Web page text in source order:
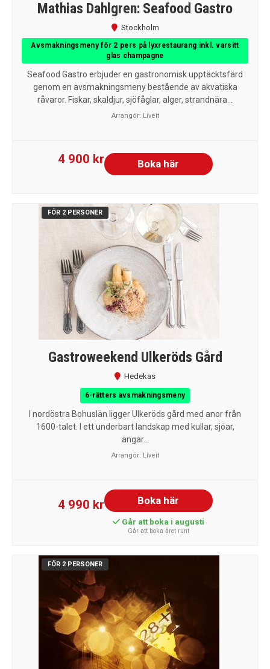
Mathias Dahlgren: Seafood Gastro
Stockholm
Avsmakningsmeny för 2 pers på lyxrestaurang inkl. varsitt
glas champagne
Seafood Gastro erbjuder en gastronomisk upptäcktsfärd
genom en avsmakningsmeny bestående av akvatiska
råvaror. Fiskar, skaldjur, sjöfåglar, alger, strandnära...
Arrangör: Liveit
4 900 kr Boka här
FÖR 2 PERSONER
Gastroweekend Ulkeröds Gård
Hedekas
6-rätters avsmakningsmeny
I nordöstra Bohuslän ligger Ulkeröds gård med anor från
1600-talet. I ett underbart landskap med kullar, sjöar,
ängar...
Arrangör: Liveit
4 990 kr Boka här
Går att boka i augusti
Går att boka året runt
FÖR 2 PERSONER